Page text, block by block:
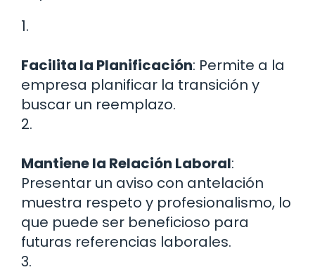
1.
Facilita la Planificación: Permite a la
empresa planificar la transición y
buscar un reemplazo.
2.
Mantiene la Relación Laboral:
Presentar un aviso con antelación
muestra respeto y profesionalismo, lo
que puede ser beneficioso para
futuras referencias laborales.
3.